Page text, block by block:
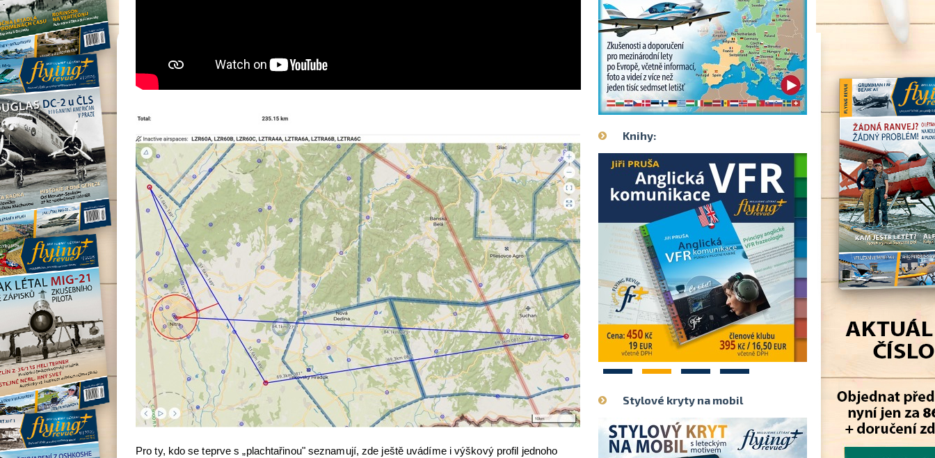
Pro ty, kdo se teprve s „plachtařinou" seznamují, zde ještě uvádíme i výškový profil jednoho
Knihy:
1 2 3 4
Stylové kryty na mobil